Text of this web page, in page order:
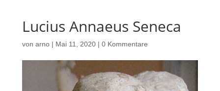
Lucius Annaeus Seneca
von arno| Mai 11, 2020| 0 Kommentare